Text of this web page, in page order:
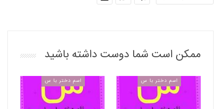
ممکن است شما دوست داشته باشید
اسم دختر با س اسم دختر با س